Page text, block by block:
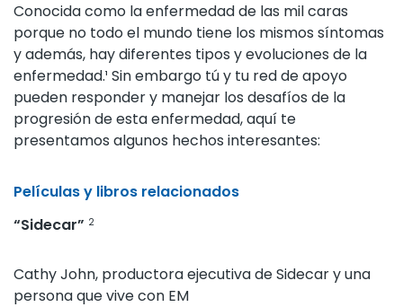
Conocida como la enfermedad de las mil caras
porque no todo el mundo tiene los mismos síntomas
y además, hay diferentes tipos y evoluciones de la
enfermedad.¹ Sin embargo tú y tu red de apoyo
pueden responder y manejar los desafíos de la
progresión de esta enfermedad, aquí te
presentamos algunos hechos interesantes:
Películas y libros relacionados
“Sidecar” 2
Cathy John, productora ejecutiva de Sidecar y una
persona que vive con EM